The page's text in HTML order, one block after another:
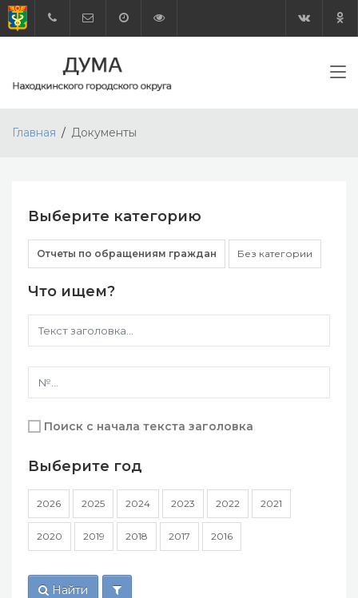
Главная Документы
Выберите категорию
Отчеты по обращениям граждан Без категории
Что ищем?
Поиск с начала текста заголовка
Выберите год
2026 2025 2024 2023 2022 2021
2020 2019 2018 2017 2016
Найти